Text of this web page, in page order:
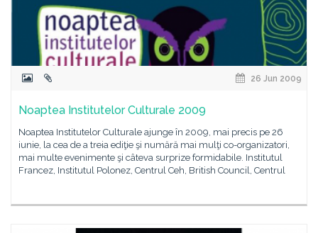
26 Jun 2009
Noaptea Institutelor Culturale 2009
Noaptea Institutelor Culturale ajunge în 2009, mai precis pe 26
iunie, la cea de a treia ediţie şi numără mai mulţi co-organizatori,
mai multe evenimente şi câteva surprize formidabile. Institutul
Francez, Institutul Polonez, Centrul Ceh, British Council, Centrul